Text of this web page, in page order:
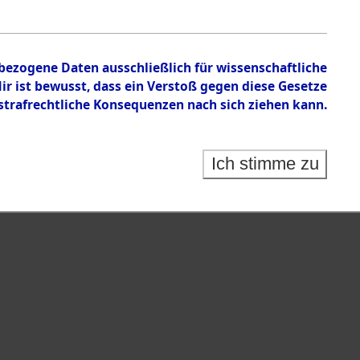
Daten ausschließlich für wissenschaftliche
bewusst, dass ein Verstoß gegen diese Gesetze
Konsequenzen nach sich ziehen kann.
Ich stimme zu